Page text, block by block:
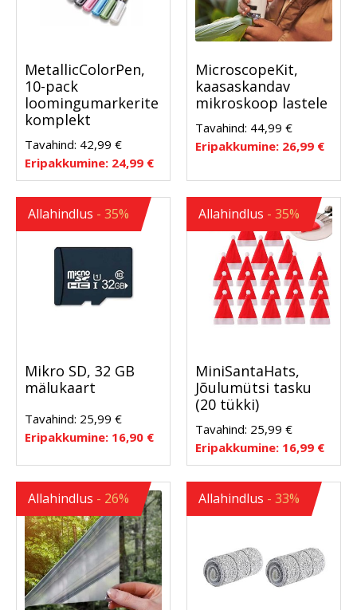
MetallicColorPen,
10-pack
loomingumarkerite
komplekt
Tavahind: 42,99 €
Eripakkumine: 24,99 €
MicroscopeKit,
kaasaskandav
mikroskoop lastele
Tavahind: 44,99 €
Eripakkumine: 26,99 €
Allahindlus - 35%
Mikro SD, 32 GB
mälukaart
Tavahind: 25,99 €
Eripakkumine: 16,90 €
Allahindlus - 35%
MiniSantaHats,
Jõulumütsi tasku
(20 tükki)
Tavahind: 25,99 €
Eripakkumine: 16,99 €
Allahindlus - 26% Allahindlus - 33%